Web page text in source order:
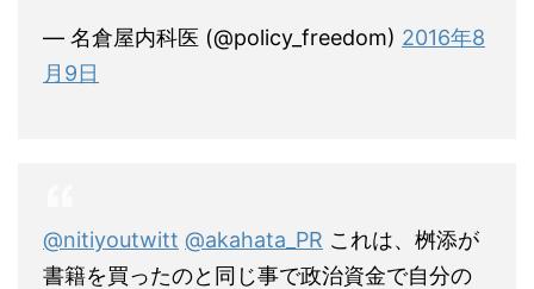
— 名倉屋内科医 (@policy_freedom) 2016年8
月9日
@nitiyoutwitt @akahata_PR これは、桝添が
書籍を買ったのと同じ事で政治資金で自分の